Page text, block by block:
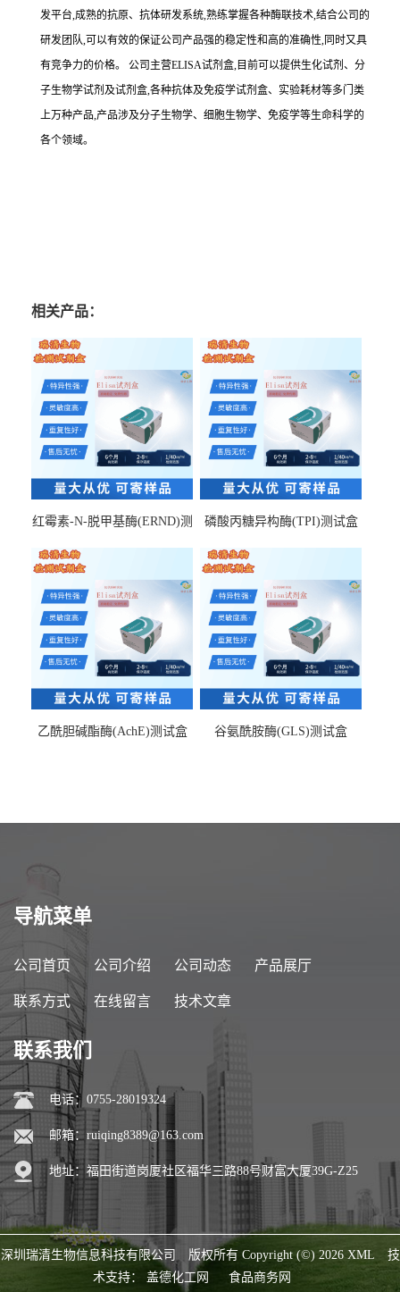
发平台,成熟的抗原、抗体研发系统,熟练掌握各种酶联技术,结合公司的
研发团队,可以有效的保证公司产品强的稳定性和高的准确性,同时又具
有竞争力的价格。
公司主营ELISA试剂盒,目前可以提供生化试剂、分
子生物学试剂及试剂盒,各种抗体及免疫学试剂盒、实验耗材等多门类
上万种产品,产品涉及分子生物学、细胞生物学、免疫学等生命科学的
各个领域。
相关产品：
红霉素-N-脱甲基酶(ERND)测
磷酸丙糖异构酶(TPI)测试盒
乙酰胆碱酯酶(AchE)测试盒 谷氨酰胺酶(GLS)测试盒
导航菜单
公司首页 公司介绍 公司动态 产品展厅
联系方式 在线留言 技术文章
联系我们
电话：0755-28019324
邮箱： ruiqing8389@163.com
地址：福田街道岗厦社区福华三路88号财富大厦39G-Z25
深圳瑞清生物信息科技有限公司 版权所有 Copyright (©) 2026 XML
技
术支持： 盖德化工网 食品商务网